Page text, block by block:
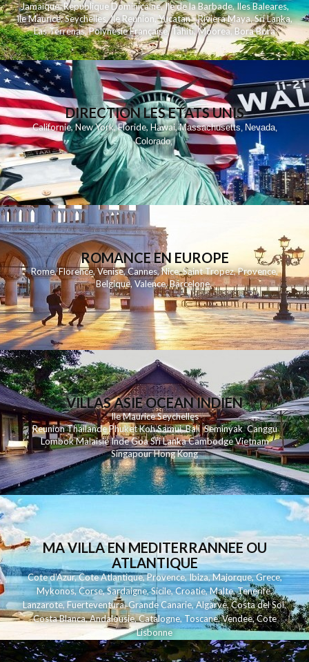
Jamaique,Republique Dominicaine,Ile de la Barbade,Iles Baleares,
Ile Maurice,Seychelles,Ile Reunion ,Yucatan - Riviera Maya,Sri Lanka,
Las Terrenas,Polynesie Française,Tahiti,Moorea, Bora Bora
DIRECTION LES ETATS UNIS
Californie,New York,Floride,Hawai,Massachusetts, Nevada,
Colorado,
ROMANCE EN EUROPE
Rome,Florence,Venise,Cannes,Nice,Saint Tropez,Provence,
Belgique,Valence,Barcelone,
VILLAS ASIE OCEAN INDIEN
Ile MauriceSeychelles
ReunionThailandePhuketKohSamui Bali SeminyakCanggu
LombokMalaisieIndeGoaSri LankaCambodgeVietnam
SingapourHong Kong
MA VILLA EN MEDITERRANNEE OU
ATLANTIQUE
Cote d'Azur,Cote Atlantique,Provence,Ibiza,Majorque,Grece,
Mykonos,Corse,Sardaigne,Sicile,Croatie,Malte,Tenerife,
Lanzarote,Fuerteventura,Grande Canarie,Algarve,Costa del Sol,
Costa Blanca,Andalousie,Catalogne,Toscane,Vendee,Cote
Lisbonne